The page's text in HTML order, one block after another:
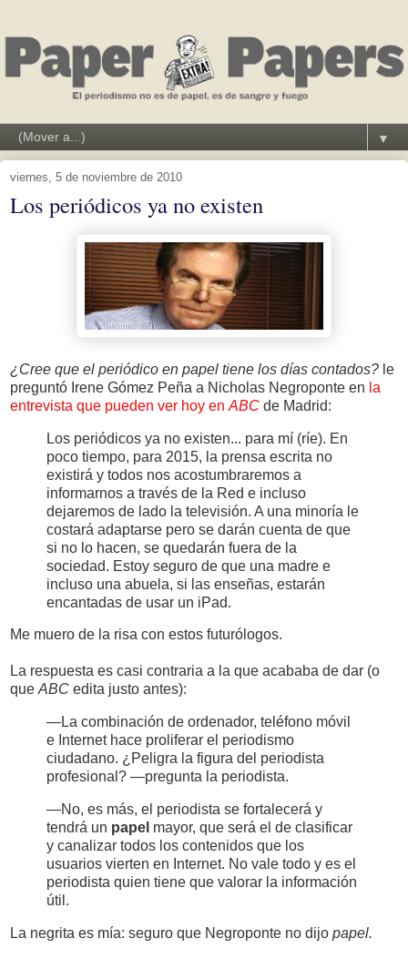
▼
viernes, 5 de noviembre de 2010
Los periódicos ya no existen
¿Cree que el periódico en papel tiene los días contados? le
preguntó Irene Gómez Peña a Nicholas Negroponte en la
entrevista que pueden ver hoy en ABC de Madrid:
Los periódicos ya no existen... para mí (ríe). En
poco tiempo, para 2015, la prensa escrita no
existirá y todos nos acostumbraremos a
informarnos a través de la Red e incluso
dejaremos de lado la televisión. A una minoría le
costará adaptarse pero se darán cuenta de que
si no lo hacen, se quedarán fuera de la
sociedad. Estoy seguro de que una madre e
incluso una abuela, si las enseñas, estarán
encantadas de usar un iPad.
Me muero de la risa con estos futurólogos.
La respuesta es casi contraria a la que acababa de dar (o
que ABC edita justo antes):
—La combinación de ordenador, teléfono móvil
e Internet hace proliferar el periodismo
ciudadano. ¿Peligra la figura del periodista
profesional? —pregunta la periodista.
—No, es más, el periodista se fortalecerá y
tendrá un papel mayor, que será el de clasificar
y canalizar todos los contenidos que los
usuarios vierten en Internet. No vale todo y es el
periodista quien tiene que valorar la información
útil.
La negrita es mía: seguro que Negroponte no dijo papel.